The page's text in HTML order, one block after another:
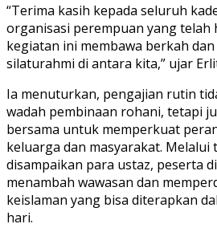
“Terima kasih kepada seluruh
organisasi perempuan yang telah
kegiatan ini membawa berkah
silaturahmi di antara kita,” ujar
Ia menuturkan, pengajian rutin
wadah pembinaan rohani, tetapi
bersama untuk memperkuat
keluarga dan masyarakat. Melalui
disampaikan para ustaz, peserta
menambah wawasan dan
keislaman yang bisa diterapkan
hari.